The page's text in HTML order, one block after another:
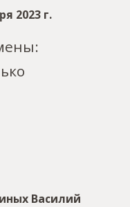
2023 г.
Василий